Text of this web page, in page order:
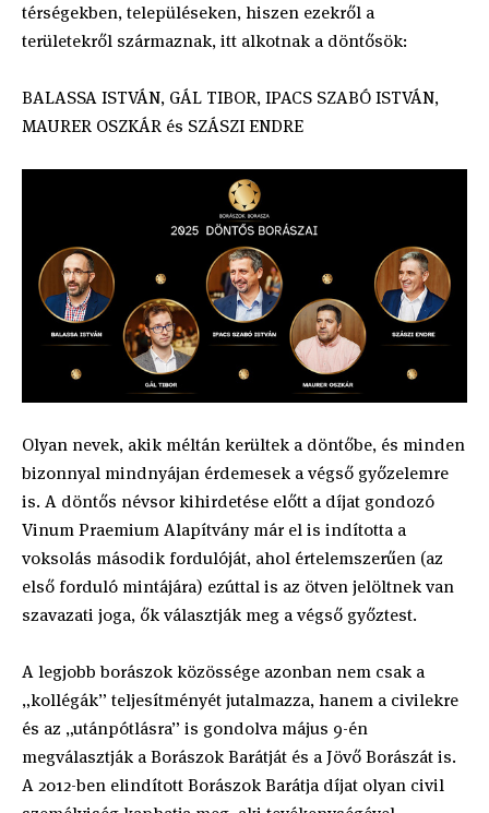
térségekben, településeken, hiszen ezekről a
területekről származnak, itt alkotnak a döntősök:
BALASSA ISTVÁN, GÁL TIBOR, IPACS SZABÓ ISTVÁN,
MAURER OSZKÁR és SZÁSZI ENDRE
Olyan nevek, akik méltán kerültek a döntőbe, és minden
bizonnyal mindnyájan érdemesek a végső győzelemre
is. A döntős névsor kihirdetése előtt a díjat gondozó
Vinum Praemium Alapítvány már el is indította a
voksolás második fordulóját, ahol értelemszerűen (az
első forduló mintájára) ezúttal is az ötven jelöltnek van
szavazati joga, ők választják meg a végső győztest.
A legjobb borászok közössége azonban nem csak a
„kollégák” teljesítményét jutalmazza, hanem a civilekre
és az „utánpótlásra” is gondolva május 9-én
megválasztják a Borászok Barátját és a Jövő Borászát is.
A 2012-ben elindított Borászok Barátja díjat olyan civil